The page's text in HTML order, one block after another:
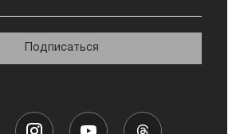
Подписаться